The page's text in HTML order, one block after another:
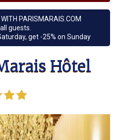
PARISMARAIS.COM
guests.
get -25% on Sunday
Hôtel